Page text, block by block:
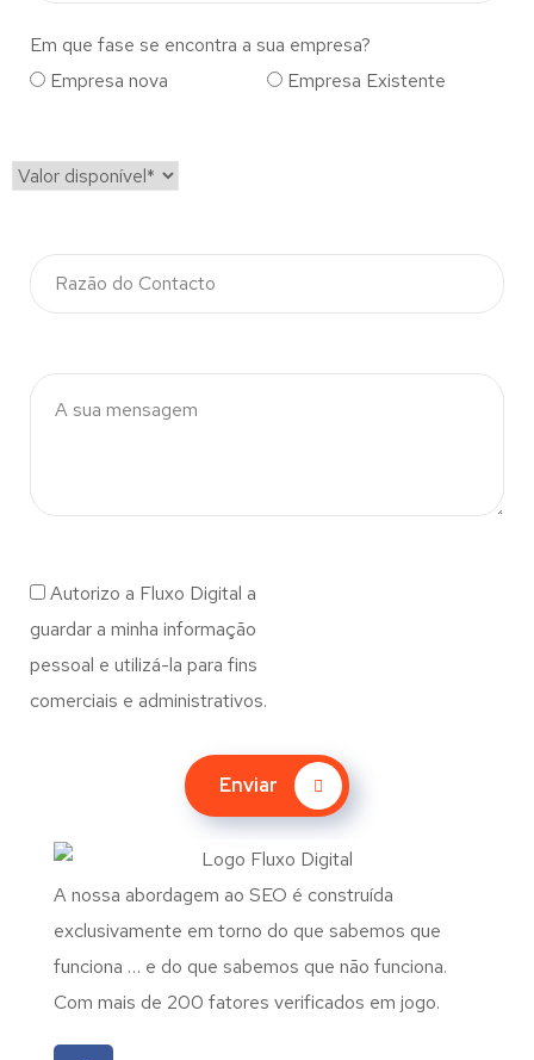
Em que fase se encontra a sua empresa?
Empresa nova
Empresa Existente
Autorizo a Fluxo Digital a
guardar a minha informação
pessoal e utilizá-la para fins
comerciais e administrativos.
Enviar
A nossa abordagem ao SEO é construída
exclusivamente em torno do que sabemos que
funciona … e do que sabemos que não funciona.
Com mais de 200 fatores verificados em jogo.